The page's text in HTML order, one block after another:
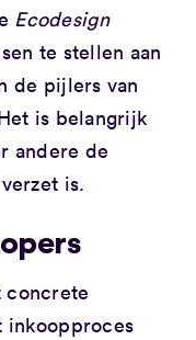
Ecodesign
te stellen aan
de pijlers van
is belangrijk
andere de
is.
concrete
inkoopproces